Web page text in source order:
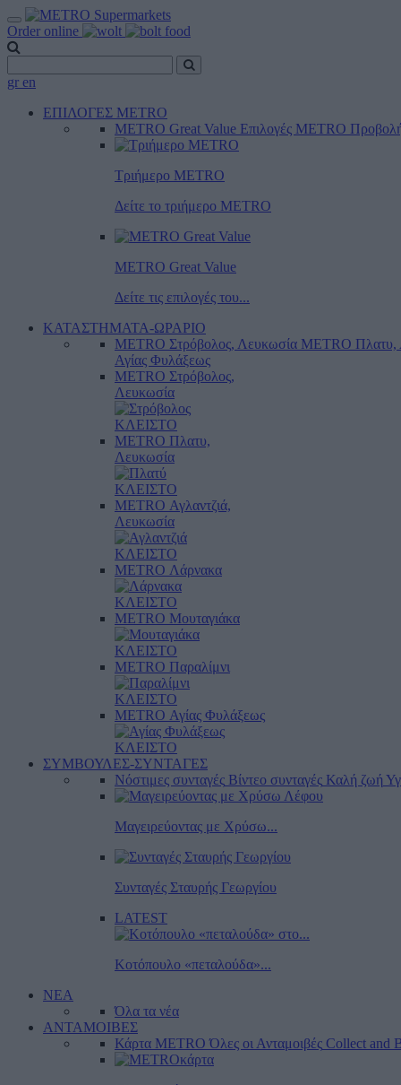
Order online
gr en
ΕΠΙΛΟΓΕΣ METRO
METRO Great Value Επιλογές METRO
Τριήμερο METRO
Δείτε το τριήμερο ΜΕTRO
METRO Great Value
Δείτε τις επιλογές του...
ΚΑΤΑΣΤΗΜΑΤΑ-ΩΡΑΡΙΟ
METRO Στρόβολος, Λευκωσία METRO Πλατυ,
Αγίας Φυλάξεως
METRO Στρόβολος,
Λευκωσία
ΚΛΕΙΣΤΟ
METRO Πλατυ,
Λευκωσία
ΚΛΕΙΣΤΟ
METRO Αγλαντζιά,
Λευκωσία
ΚΛΕΙΣΤΟ
METRO Λάρνακα
ΚΛΕΙΣΤΟ
METRO Μουταγιάκα
ΚΛΕΙΣΤΟ
METRO Παραλίμνι
ΚΛΕΙΣΤΟ
METRO Αγίας Φυλάξεως
ΚΛΕΙΣΤΟ
ΣΥΜΒΟΥΛΕΣ-ΣΥΝΤΑΓΕΣ
Νόστιμες συνταγές Βίντεο συνταγές Καλή ζωή
Μαγειρεύοντας με Χρύσω...
Συνταγές Σταυρής Γεωργίου
LATEST
Κοτόπουλο «πεταλούδα»...
ΝΕΑ
Όλα τα νέα
ΑΝΤΑΜΟΙΒΕΣ
Κάρτα METRO Όλες οι Ανταμοιβές Collect and